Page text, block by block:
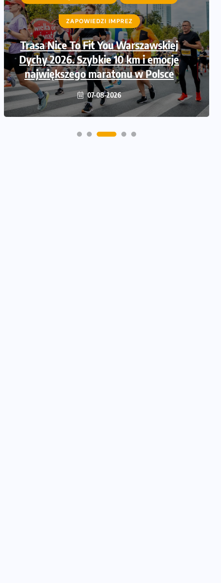
ZAPOWIEDZI IMPREZ
Trasa Nice To Fit You Warszawskiej
Dychy 2026. Szybkie 10 km i emocje
największego maratonu w Polsce
07-08-2026
ZAPOWIEDZI IMPREZ
Ruszają zapisy na Nice To Fit You
Mini Maraton przy okazji 48.
Maratonu Warszawskiego
06-08-2026